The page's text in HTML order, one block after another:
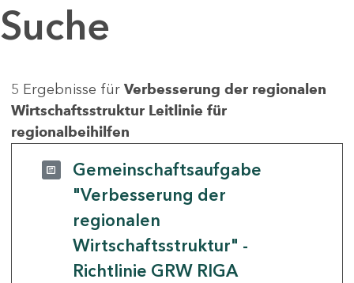
Suche
5 Ergebnisse für Verbesserung der regionalen
Wirtschaftsstruktur Leitlinie für
regionalbeihilfen
Gemeinschaftsaufgabe
"Verbesserung der
regionalen
Wirtschaftsstruktur" -
Richtlinie GRW RIGA